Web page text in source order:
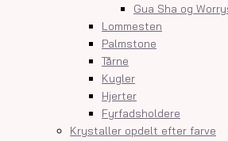
Gua Sha og
Lommesten
Palmstone
Tårne
Kugler
Hjerter
Fyrfadsholdere
Krystaller opdelt efter farve